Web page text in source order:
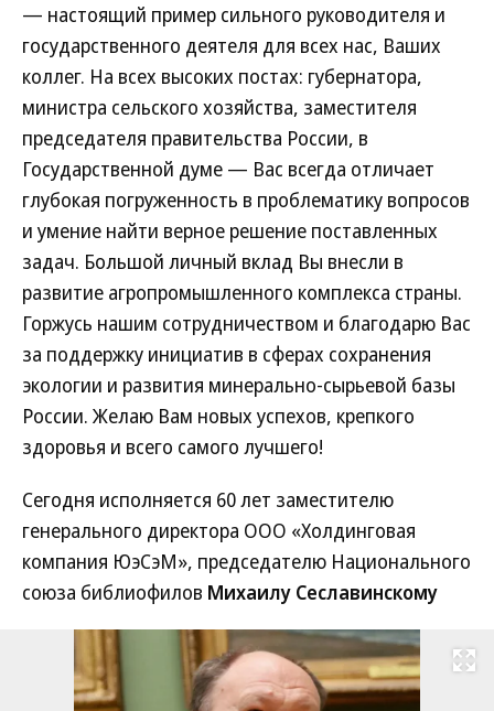
— настоящий пример сильного руководителя и
государственного деятеля для всех нас, Ваших
коллег. На всех высоких постах: губернатора,
министра сельского хозяйства, заместителя
председателя правительства России, в
Государственной думе — Вас всегда отличает
глубокая погруженность в проблематику вопросов
и умение найти верное решение поставленных
задач. Большой личный вклад Вы внесли в
развитие агропромышленного комплекса страны.
Горжусь нашим сотрудничеством и благодарю Вас
за поддержку инициатив в сферах сохранения
экологии и развития минерально-сырьевой базы
России. Желаю Вам новых успехов, крепкого
здоровья и всего самого лучшего!
Сегодня исполняется 60 лет заместителю
генерального директора ООО «Холдинговая
компания ЮэСэМ», председателю Национального
союза библиофилов Михаилу Сеславинскому
Развернуть